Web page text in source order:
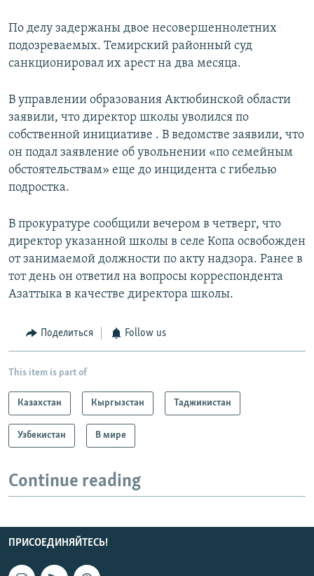
По делу задержаны двое несовершеннолетних
подозреваемых. Темирский районный суд
санкционировал их арест на два месяца.
В управлении образования Актюбинской области
заявили, что директор школы уволился по
собственной инициативе . В ведомстве заявили, что
он подал заявление об увольнении «по семейным
обстоятельствам» еще до инцидента с гибелью
подростка.
В прокуратуре сообщили вечером в четверг, что
директор указанной школы в селе Копа освобожден
от занимаемой должности по акту надзора. Ранее в
тот день он ответил на вопросы корреспондента
Азаттыка в качестве директора школы.
Поделиться Follow us
This item is part of
Казахстан Кыргызстан Таджикистан
Узбекистан В мире
Continue reading
ПРИСОЕДИНЯЙТЕСЬ!